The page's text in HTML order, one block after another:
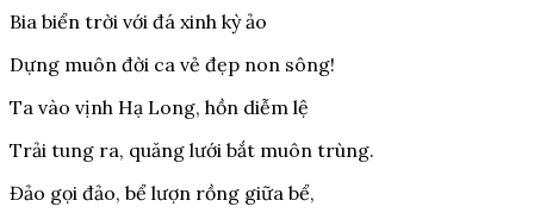
Bia biển trời với đá xinh kỳ ảo
Dựng muôn đời ca vẻ đẹp non sông!
Ta vào vịnh Hạ Long, hồn diễm lệ
Trải tung ra, quăng lưới bắt muôn trùng.
Đảo gọi đảo, bể lượn rồng giữa bể,